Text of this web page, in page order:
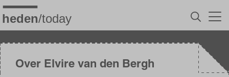
Overslaan
en
naar
inhoud
gaanOver Elvire van den Bergh